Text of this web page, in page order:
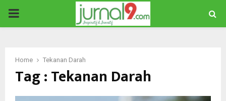
PRIMARY
Home Tekanan Darah
Tag : Tekanan Darah